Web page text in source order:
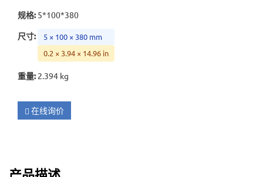
规格: 5*100*380
尺寸:
5 × 100 × 380 mm
0.2 × 3.94 × 14.96 in
重量: 2.394 kg
在线询价